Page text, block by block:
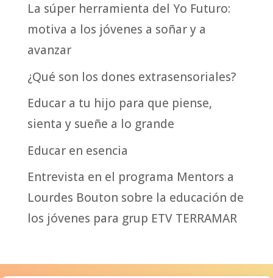
La súper herramienta del Yo Futuro:
motiva a los jóvenes a soñar y a
avanzar
¿Qué son los dones extrasensoriales?
Educar a tu hijo para que piense,
sienta y sueñe a lo grande
Educar en esencia
Entrevista en el programa Mentors a
Lourdes Bouton sobre la educación de
los jóvenes para grup ETV TERRAMAR